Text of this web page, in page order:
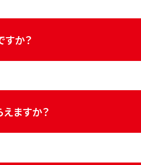
不可となります。ご了承ください。
か？
。
ますか？
ておりません。何卒ご了承ください。